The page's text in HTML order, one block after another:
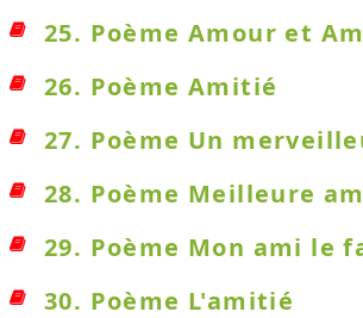
25. Poème Amour et
26. Poème Amitié
27. Poème Un
28. Poème Meilleure
29. Poème Mon ami le
30. Poème L'amitié